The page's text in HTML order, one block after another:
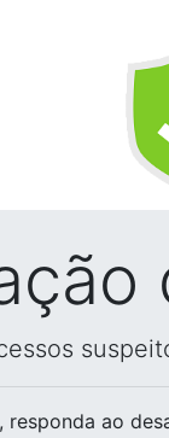
, responda ao